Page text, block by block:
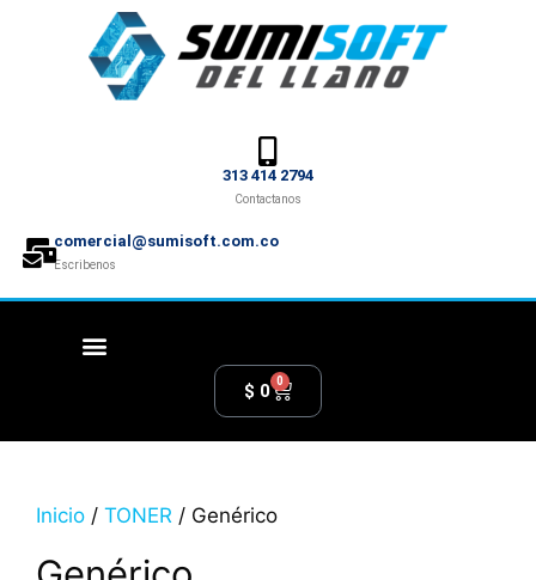
313 414 2794
Contactanos
comercial@sumisoft.com.co
Escribenos
$ 0 0
Inicio / TONER / Genérico